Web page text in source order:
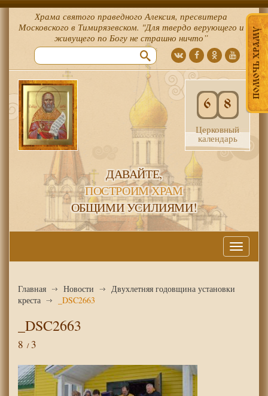
ПОМОЧЬ ХРАМУ
Храма святого праведного Алексия, пресвитера
Московского в Тимирязевском. "Для твердо верующего и
живущего по Богу не страшно ничто”
6 8
Церковный
календарь
ДАВАЙТЕ,
ПОСТРОИМ ХРАМ
ОБЩИМИ УСИЛИЯМИ!
Меню
Главная Новости
Двухлетняя годовщина установки
креста
_DSC2663
_DSC2663
8 3